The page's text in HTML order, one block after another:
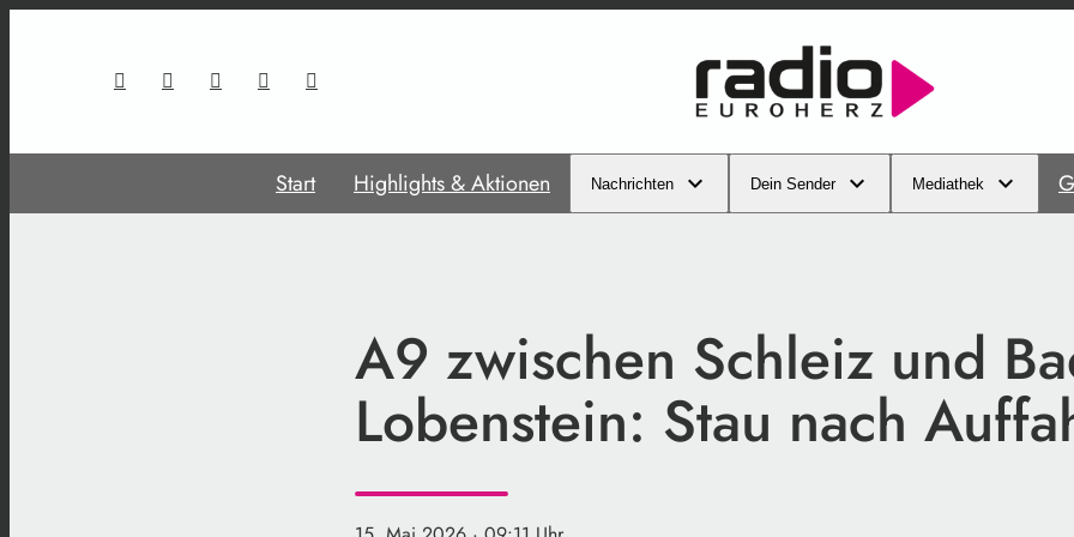
Start Highlights & Aktionen Nachrichten Dein Sender Mediathek
A9 zwischen Schleiz und
Lobenstein: Stau nach